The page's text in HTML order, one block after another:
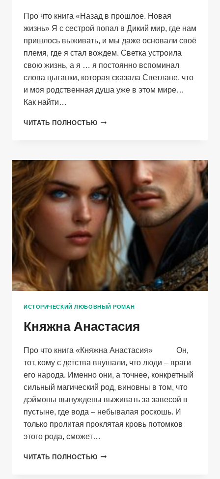
Про что книга «Назад в прошлое. Новая
жизнь» Я с сестрой попал в Дикий мир, где нам
пришлось выживать, и мы даже основали своё
племя, где я стал вождем. Светка устроила
свою жизнь, а я … я постоянно вспоминал
слова цыганки, которая сказала Светлане, что
и моя родственная душа уже в этом мире…
Как найти…
ЧИТАТЬ ПОЛНОСТЬЮ НАЗАД
ЖИЗНЬ
ИСТОРИЧЕСКИЙ ЛЮБОВНЫЙ РОМАН
Княжна Анастасия
Про что книга «Княжна Анастасия» Он,
тот, кому с детства внушали, что люди – враги
его народа. Именно они, а точнее, конкретный
сильный магический род, виновны в том, что
дэймоны вынуждены выживать за завесой в
пустыне, где вода – небывалая роскошь. И
только пролитая проклятая кровь потомков
этого рода, сможет…
ЧИТАТЬ ПОЛНОСТЬЮ КНЯЖНА